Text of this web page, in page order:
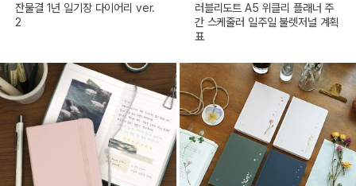
잔물결 1년 일기장 다이어리 ver.
2
러블리도트 A5 위클리 플래너 주
간 스케줄러 일주일 불렛저널 계획
표